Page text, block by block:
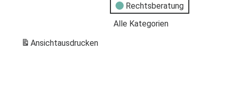
Rechtsberatung
Alle Kategorien
Ansichtausdrucken